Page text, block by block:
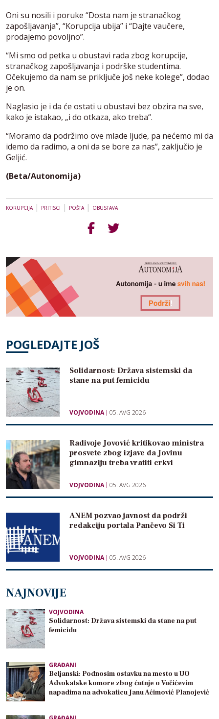
Oni su nosili i poruke “Dosta nam je stranačkog
zapošljavanja”, “Korupcija ubija” i “Dajte vaučere,
prodajemo povoljno”.
“Mi smo od petka u obustavi rada zbog korupcije,
stranačkog zapošljavanja i podrške studentima.
Očekujemo da nam se priključe još neke kolege”, dodao
je on.
Naglasio je i da će ostati u obustavi bez obzira na sve,
kako je istakao, „i do otkaza, ako treba“.
“Moramo da podržimo ove mlade ljude, pa nećemo mi da
idemo da radimo, a oni da se bore za nas”, zaključio je
Geljić.
(Beta/Autonomija)
KORUPCIJA| PRITISCI | POŠTA| OBUSTAVA
POGLEDAJTE JOŠ
Solidarnost: Država sistemski da
stane na put femicidu
VOJVODINA 05. AVG 2026
Radivoje Jovović kritikovao ministra
prosvete zbog izjave da Jovinu
gimnaziju treba vratiti crkvi
VOJVODINA 05. AVG 2026
ANEM pozvao javnost da podrži
redakciju portala Pančevo Si Ti
VOJVODINA 05. AVG 2026
NAJNOVIJE
VOJVODINA
Solidarnost: Država sistemski da stane na put
femicidu
GRAĐANI
Beljanski: Podnosim ostavku na mesto u UO
Advokatske komore zbog ćutnje o Vučićevim
napadima na advokaticu Janu Aćimović Planojević